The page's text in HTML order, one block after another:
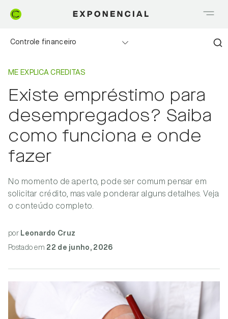
Controle financeiro
Realizando sonhos
Saia do Vermelho
Me explica Creditas
Tudo sobre Crédito
Meu negócio
Home Me explica Creditas
ME EXPLICA CREDITAS
Existe empréstimo para
desempregados? Saiba
como funciona e onde
fazer
No momento de aperto, pode ser comum pensar em
solicitar crédito, mas vale ponderar alguns detalhes. Veja
o conteúdo completo.
por Leonardo Cruz
Postado em 22 de junho, 2026